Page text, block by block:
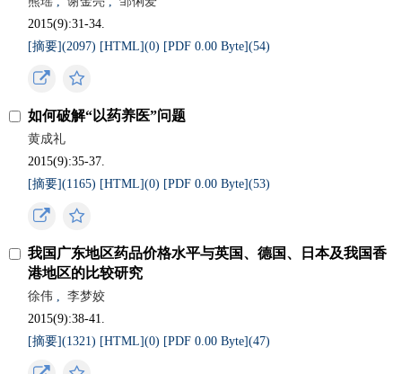
2015(9):31-34.
[摘要](2097) [HTML](0) [PDF 0.00 Byte](54)
如何破解“以药养医”问题
黄成礼
2015(9):35-37.
[摘要](1165) [HTML](0) [PDF 0.00 Byte](53)
我国广东地区药品价格水平与英国、德国、日本及我国香
港地区的比较研究
徐伟 ,
李梦姣
2015(9):38-41.
[摘要](1321) [HTML](0) [PDF 0.00 Byte](47)